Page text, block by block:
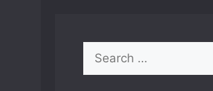
Search
for: